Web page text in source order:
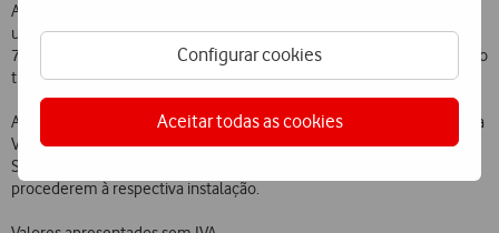
Configurar cookies
Aceitar todas as cookies
A mesma versão Base do Wireless SafeCar poderá ser adquirida por
um particular por 512 euros, à qual é acrescida uma mensalidade de
7 euros que inclui, igualmente, as licenças de utilização do serviço e o
tráfego relativo à sua utilização.
A solução Wireless SafeCar poderá ser adquirida nos pontos de venda
Vodafone ou nas Oficinas do Grupo Salvador Caetano e do Grupo
Santogal. As oficinas Precision estão igualmente certificadas para
procederem à respectiva instalação.